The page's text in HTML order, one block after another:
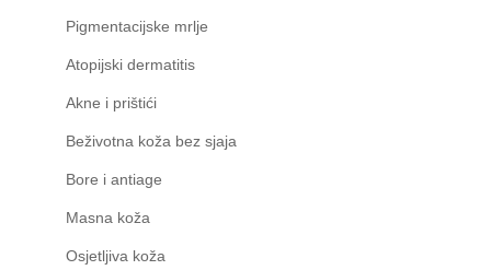
Pigmentacijske mrlje
Atopijski dermatitis
Akne i prištići
Beživotna koža bez sjaja
Bore i antiage
Masna koža
Osjetljiva koža